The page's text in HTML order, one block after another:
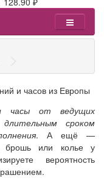
и часов из Европы
часы от ведущих
сроком
. А ещё —
брошь или колье у
вероятность